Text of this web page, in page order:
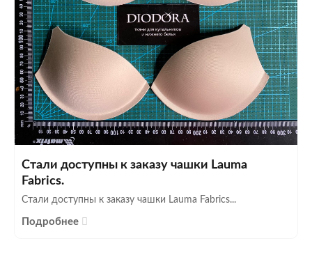
Стали доступны к заказу чашки Lauma
Fabrics.
Стали доступны к заказу чашки Lauma Fabrics...
Подробнее